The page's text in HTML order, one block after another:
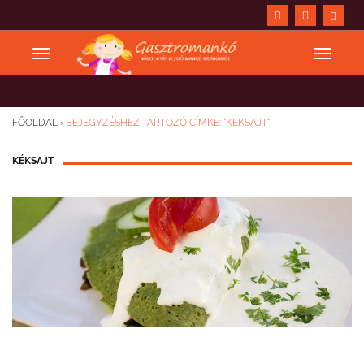
FŐOLDAL › BEJEGYZÉSHEZ TARTOZÓ CÍMKE: "KÉKSAJT"
KÉKSAJT